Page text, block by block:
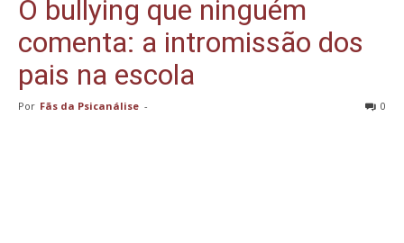
O bullying que ninguém
comenta: a intromissão dos
pais na escola
Por Fãs da Psicanálise - 0